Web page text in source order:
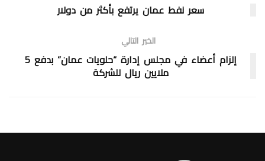
سعر نفط عمان يرتفع بأكثر من دولار
الخبر التالي
إلزام أعضاء في مجلس إدارة “حلويات عمان” بدفع 5
ملايين ريال للشركة